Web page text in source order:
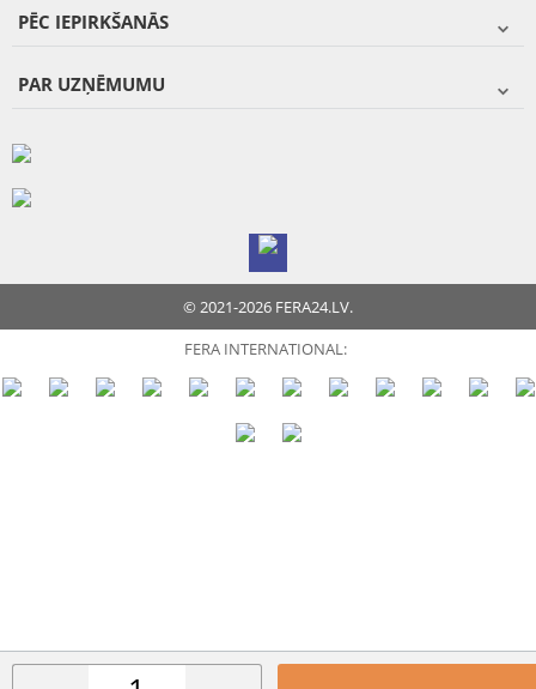
PĒC IEPIRKŠANĀS
PAR UZŅĒMUMU
© 2021-2026 FERA24.LV.
FERA INTERNATIONAL: